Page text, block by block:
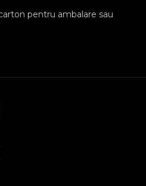
pentru ambalare sau